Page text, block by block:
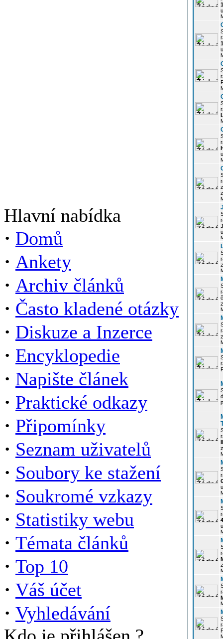
Hlavní nabídka
· Domů
· Ankety
· Archiv článků
· Často kladené otázky
· Diskuze a Inzerce
· Encyklopedie
· Napište článek
· Praktické odkazy
· Připomínky
· Seznam uživatelů
· Soubory ke stažení
· Soukromé vzkazy
· Statistiky webu
· Témata článků
· Top 10
· Váš účet
· Vyhledávání